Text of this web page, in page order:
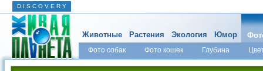
D I S C O V E R Y
Животные Растения Экология Юмор
Фото собак Фото кошек Глубина